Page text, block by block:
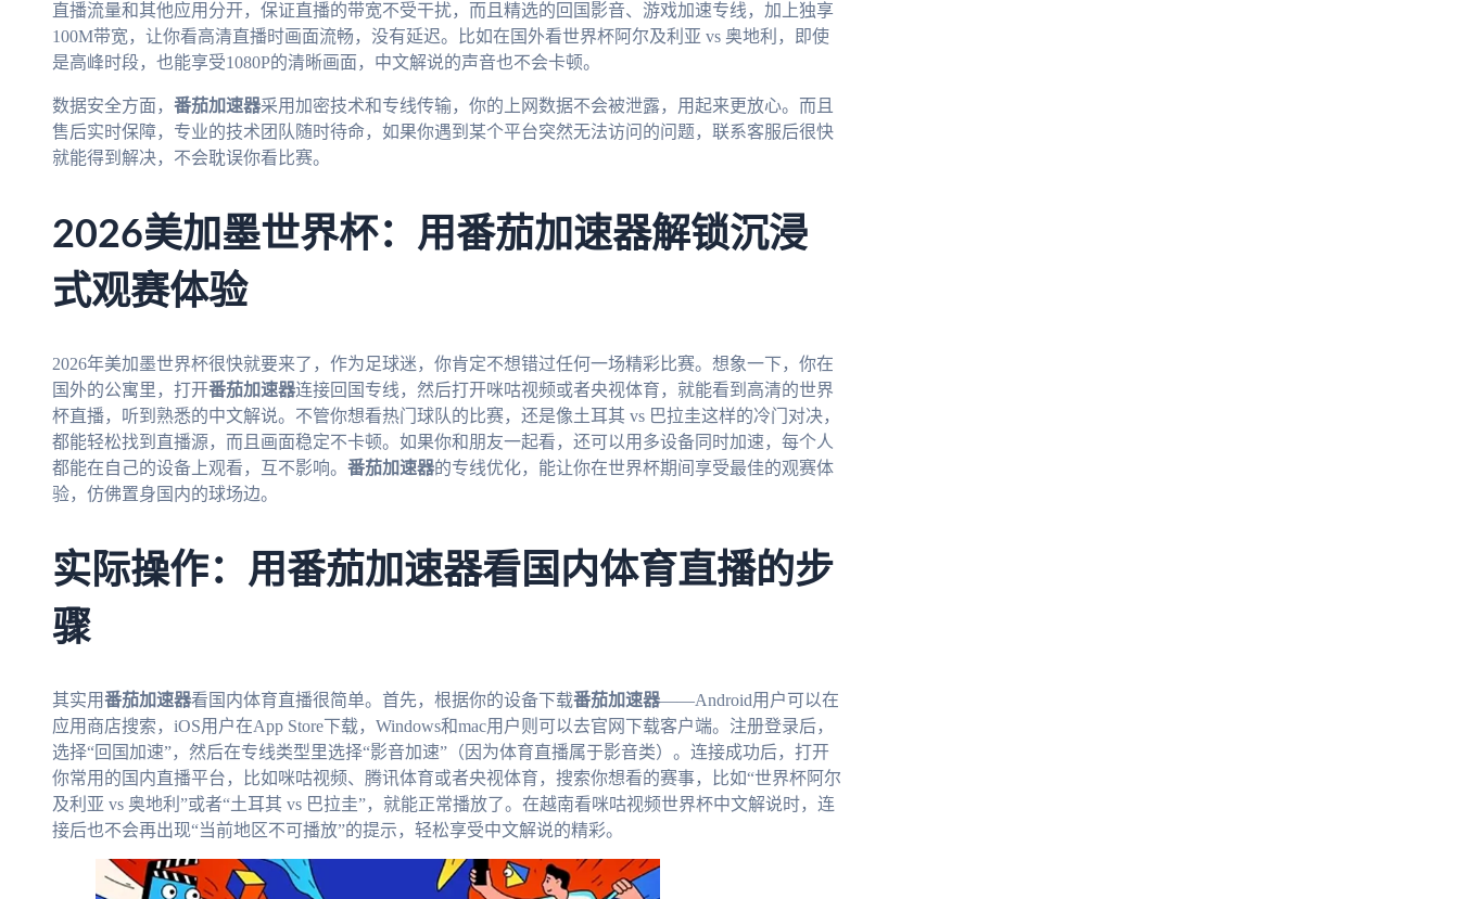
直播流量和其他应用分开，保证直播的带宽不受干扰，而且精选的回国影音、游戏加速专线，加上独享
100M带宽，让你看高清直播时画面流畅，没有延迟。比如在国外看世界杯阿尔及利亚 vs 奥地利，即使
是高峰时段，也能享受1080P的清晰画面，中文解说的声音也不会卡顿。
数据安全方面， 番茄加速器采用加密技术和专线传输，你的上网数据不会被泄露，用起来更放心。而且
售后实时保障，专业的技术团队随时待命，如果你遇到某个平台突然无法访问的问题，联系客服后很快
就能得到解决，不会耽误你看比赛。
2026美加墨世界杯：用番茄加速器解锁沉浸
式观赛体验
2026年美加墨世界杯很快就要来了，作为足球迷，你肯定不想错过任何一场精彩比赛。想象一下，你在
国外的公寓里，打开番茄加速器连接回国专线，然后打开咪咕视频或者央视体育，就能看到高清的世界
杯直播，听到熟悉的中文解说。不管你想看热门球队的比赛，还是像土耳其 vs 巴拉圭这样的冷门对决，
都能轻松找到直播源，而且画面稳定不卡顿。如果你和朋友一起看，还可以用多设备同时加速，每个人
都能在自己的设备上观看，互不影响。 番茄加速器的专线优化，能让你在世界杯期间享受最佳的观赛体
验，仿佛置身国内的球场边。
实际操作：用番茄加速器看国内体育直播的步
骤
其实用番茄加速器看国内体育直播很简单。首先，根据你的设备下载番茄加速器——Android用户可以在
应用商店搜索，iOS用户在App Store下载，Windows和mac用户则可以去官网下载客户端。注册登录后，
选择“回国加速”，然后在专线类型里选择“影音加速”（因为体育直播属于影音类）。连接成功后，打开
你常用的国内直播平台，比如咪咕视频、腾讯体育或者央视体育，搜索你想看的赛事，比如“世界杯阿尔
及利亚 vs 奥地利”或者“土耳其 vs 巴拉圭”，就能正常播放了。在越南看咪咕视频世界杯中文解说时，连
接后也不会再出现“当前地区不可播放”的提示，轻松享受中文解说的精彩。